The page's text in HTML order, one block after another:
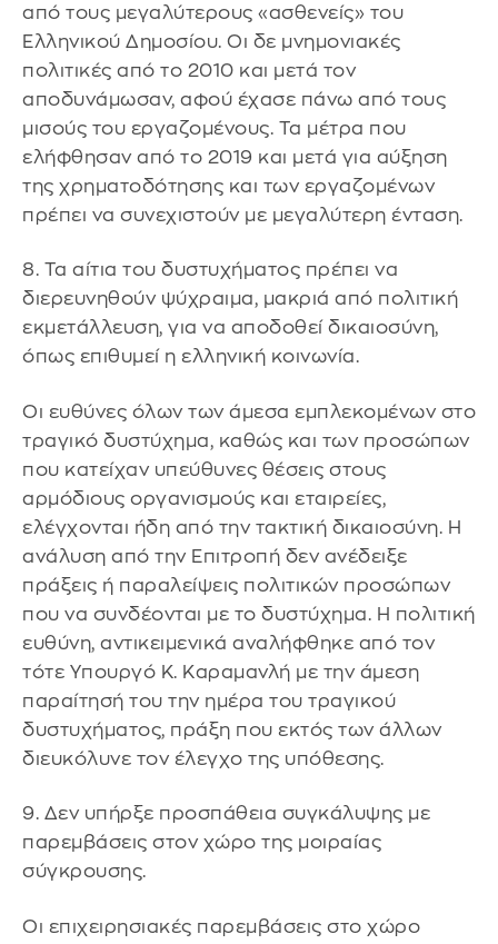
από τους μεγαλύτερους «ασθενείς» του
Ελληνικού Δημοσίου. Οι δε μνημονιακές
πολιτικές από το 2010 και μετά τον
αποδυνάμωσαν, αφού έχασε πάνω από τους
μισούς του εργαζομένους. Τα μέτρα που
ελήφθησαν από το 2019 και μετά για αύξηση
της χρηματοδότησης και των εργαζομένων
πρέπει να συνεχιστούν με μεγαλύτερη ένταση.
8. Τα αίτια του δυστυχήματος πρέπει να
διερευνηθούν ψύχραιμα, μακριά από πολιτική
εκμετάλλευση, για να αποδοθεί δικαιοσύνη,
όπως επιθυμεί η ελληνική κοινωνία.
Οι ευθύνες όλων των άμεσα εμπλεκομένων στο
τραγικό δυστύχημα, καθώς και των προσώπων
που κατείχαν υπεύθυνες θέσεις στους
αρμόδιους οργανισμούς και εταιρείες,
ελέγχονται ήδη από την τακτική δικαιοσύνη. Η
ανάλυση από την Επιτροπή δεν ανέδειξε
πράξεις ή παραλείψεις πολιτικών προσώπων
που να συνδέονται με το δυστύχημα. Η πολιτική
ευθύνη, αντικειμενικά αναλήφθηκε από τον
τότε Υπουργό Κ. Καραμανλή με την άμεση
παραίτησή του την ημέρα του τραγικού
δυστυχήματος, πράξη που εκτός των άλλων
διευκόλυνε τον έλεγχο της υπόθεσης.
9. Δεν υπήρξε προσπάθεια συγκάλυψης με
παρεμβάσεις στον χώρο της μοιραίας
σύγκρουσης.
Οι επιχειρησιακές παρεμβάσεις στο χώρο